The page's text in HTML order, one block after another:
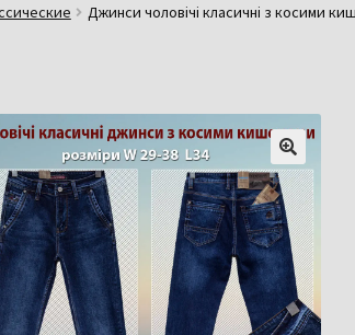
Джинси чоловічі класичні з косими